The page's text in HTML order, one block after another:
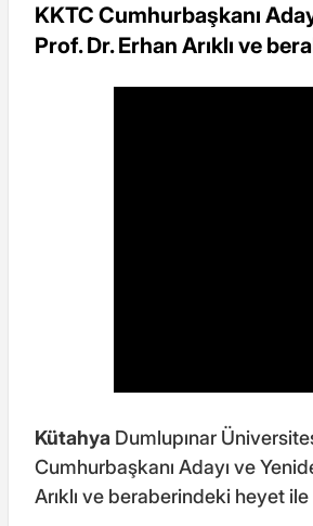
KKTC Cumhurbaşkanı
Prof. Dr. Erhan Arıklı ve
Kütahya Dumlupınar
Cumhurbaşkanı Adayı ve
Arıklı ve beraberindeki heyet